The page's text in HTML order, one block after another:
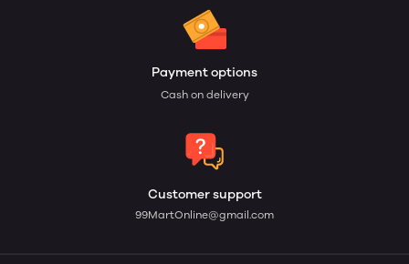
Payment options
Cash on delivery
Customer support
99MartOnline@gmail.com